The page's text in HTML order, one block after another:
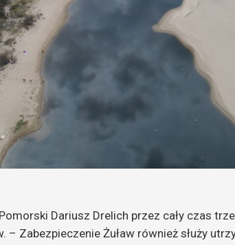
Dariusz Drelich przez cały czas
– Zabezpieczenie Żuław również służy